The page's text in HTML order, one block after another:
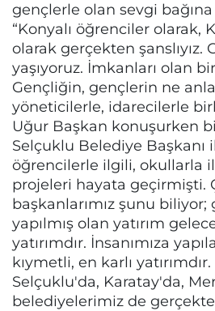
gençlerle olan sevgi
“Konyalı öğrenciler olarak,
olarak gerçekten şanslıyız.
yaşıyoruz. İmkanları olan
Gençliğin, gençlerin ne
yöneticilerle, idarecilerle
Uğur Başkan konuşurken
Selçuklu Belediye Başkanı
öğrencilerle ilgili, okullarla
projeleri hayata geçirmişti.
başkanlarımız şunu
yapılmış olan yatırım
yatırımdır. İnsanımıza
kıymetli, en karlı
Selçuklu'da, Karatay'da,
belediyelerimiz de